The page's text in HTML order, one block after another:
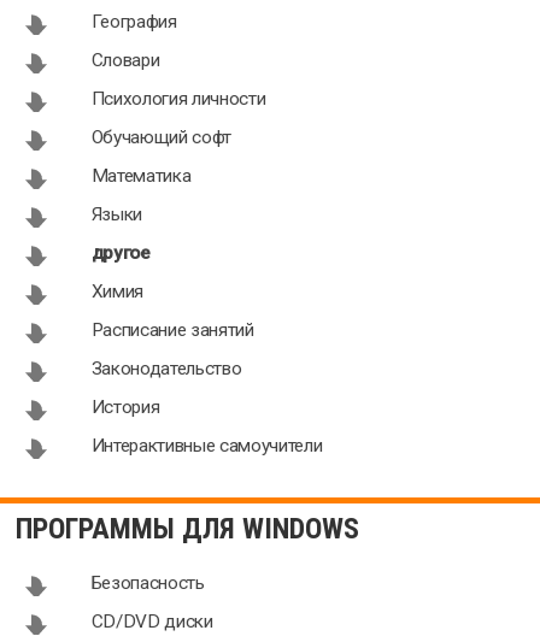
География
Словари
Психология личности
Обучающий софт
Математика
Языки
другое
Химия
Расписание занятий
Законодательство
История
Интерактивные самоучители
ПРОГРАММЫ ДЛЯ WINDOWS
Безопасность
CD/DVD диски